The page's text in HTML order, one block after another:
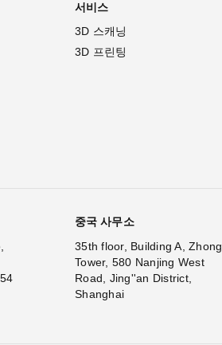
서비스
3D 스캐닝
3D 프린팅
중국 사무소
35th floor, Building A,
Tower, 580 Nanjing West
Road, Jing''an District,
Shanghai